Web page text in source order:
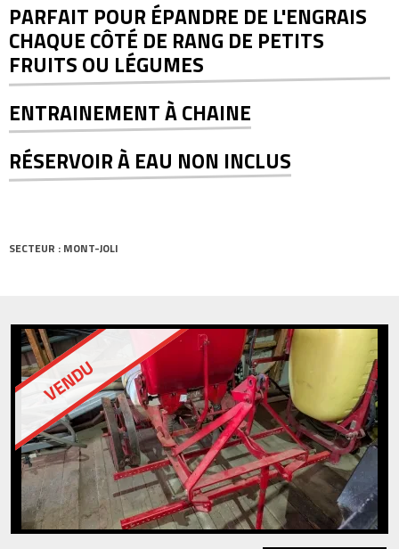
PARFAIT POUR ÉPANDRE DE L'ENGRAIS
CHAQUE CÔTÉ DE RANG DE PETITS
FRUITS OU LÉGUMES
ENTRAINEMENT À CHAINE
RÉSERVOIR À EAU NON INCLUS
SECTEUR : MONT-JOLI
VENDU